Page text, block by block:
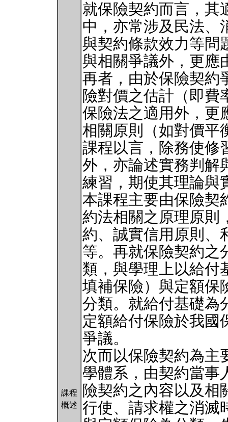
課程
概述
就保險契約而言，其
中，亦常涉及民法、
與契約條款效力等問
與相關爭議外，更應
再者，由於保險契約
險對價之估計（即費
保險法之適用外，更
相關原則（如對價平
課程以言，除務使修
外，亦論述實務判解
練習，期使其理論與
本課程主要由保險契
約法相關之原理原則
約、誠實信用原則、
等。再就保險契約之
類，與學理上以給付
填補保險）與定額保
分類。就給付基礎為
定額給付保險於我國
爭議。
次而以保險契約為主
學體系，由契約當事
險契約之內容以及相
行使、請求權之消滅